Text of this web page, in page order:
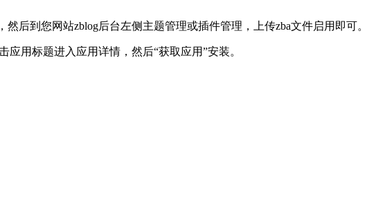
然后到您网站zblog后台左侧主题管理或插件管理，上传zba文件启用即可。
用标题进入应用详情，然后“获取应用”安装。